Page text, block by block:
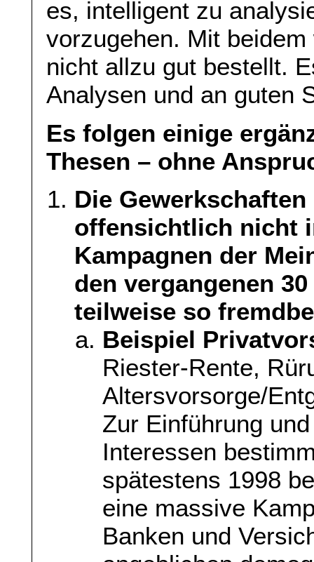
es, intelligent zu
vorzugehen. Mit
nicht allzu gut bestellt.
Analysen und an guten
Es folgen einige
Thesen – ohne
Die
offensichtlich nicht
Kampagnen der
den vergangenen
teilweise so
Beispiel
Riester-Rente,
Altersvorsorge/
Zur Einführung
Interessen
spätestens 1998
eine massive
Banken und